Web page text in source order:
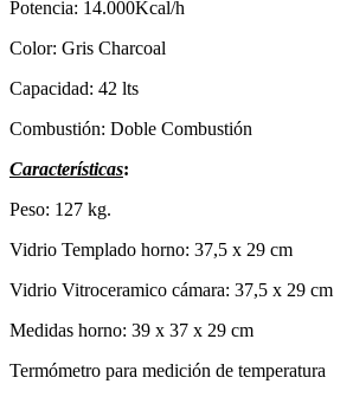
Potencia: 14.000Kcal/h
Color: Gris Charcoal
Capacidad: 42 lts
Combustión: Doble Combustión
Características:
Peso: 127 kg.
Vidrio Templado horno: 37,5 x 29 cm
Vidrio Vitroceramico cámara: 37,5 x 29 cm
Medidas horno: 39 x 37 x 29 cm
Termómetro para medición de temperatura